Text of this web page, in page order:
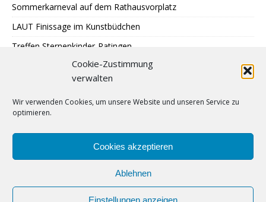
Cookie-Zustimmung
verwalten
Wir verwenden Cookies, um unsere Website und unseren Service zu
optimieren.
Cookies akzeptieren
Ablehnen
Einstellungen anzeigen
Sommerkarneval auf dem Rathausvorplatz
LAUT Finissage im Kunstbüdchen
Treffen Sternenkinder-Ratingen
SPD: Besuch bei Johann + Wittmer
Ausstellung im Mehrgenerationentreff Tiefenbroich
400 zu schnelle Autofahrer
Sommer auf Eis legen